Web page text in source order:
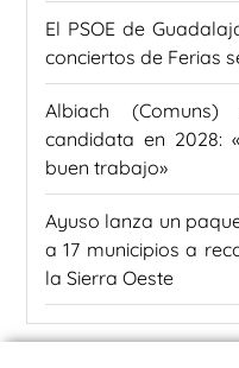
El PSOE de
conciertos de Ferias
Albiach
candidata en 2028:
buen trabajo»
Ayuso lanza un
a 17 municipios a
la Sierra Oeste